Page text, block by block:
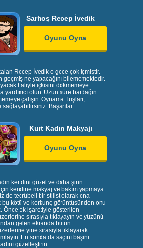
Sarhoş Recep İvedik
Oyunu Oyna
Recep İvedik o gece çok içmiştir.
geçmiş ne yapacağını bilememektedir.
haliyle içkisini dökmemeye
yardımcı olun. Uzun süre bardağın
çalışın. Oynama Tuşları;
sağlayabilirsiniz. Başarılar...
Kurt Kadın Makyajı
Oyunu Oyna
kendini güzel ve daha şirin
kendine makyaj ve bakım yapmaya
de tecrübeli bir stilist olarak ona
bu kötü ve korkunç görüntüsünden onu
Önce ok işaretiyle gösterilen
sırasıyla tıklayayın ve yüzünü
gelen ekranda bütün
yine sırasıyla tıklayarak
En sonda da saçını başını
güzelleştirin.